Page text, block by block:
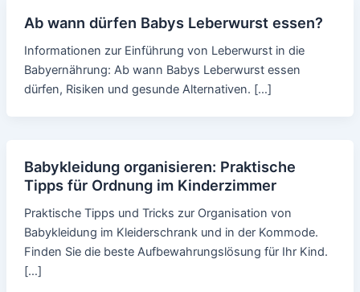
Ab wann dürfen Babys Leberwurst essen?
Informationen zur Einführung von Leberwurst in die
Babyernährung: Ab wann Babys Leberwurst essen
dürfen, Risiken und gesunde Alternativen. […]
Babykleidung organisieren: Praktische
Tipps für Ordnung im Kinderzimmer
Praktische Tipps und Tricks zur Organisation von
Babykleidung im Kleiderschrank und in der Kommode.
Finden Sie die beste Aufbewahrungslösung für Ihr Kind.
[…]